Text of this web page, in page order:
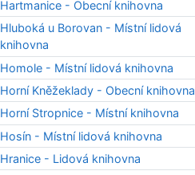
Hartmanice - Obecní knihovna
Hluboká u Borovan - Místní lidová
knihovna
Homole - Místní lidová knihovna
Horní Kněžeklady - Obecní knihovna
Horní Stropnice - Místní knihovna
Hosín - Místní lidová knihovna
Hranice - Lidová knihovna